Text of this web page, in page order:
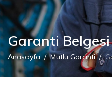
Garanti Belgesi
Anasayfa Mutlu Garanti